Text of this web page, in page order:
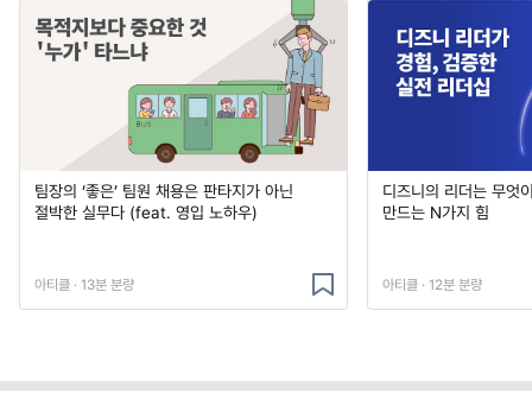
팀장의 ‘좋은’ 팀원 채용은 판타지가 아닌
절박한 실무다 (feat. 영입 노하우)
아티클 · 13분 분량
디즈니의 리더는 무엇
만드는 N가지 힘
아티클 · 12분 분량